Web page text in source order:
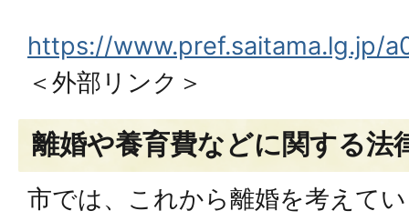
https://www.pref.saitama.lg.jp/
＜外部リンク＞
離婚や養育費などに関する法
市では、これから離婚を考えて